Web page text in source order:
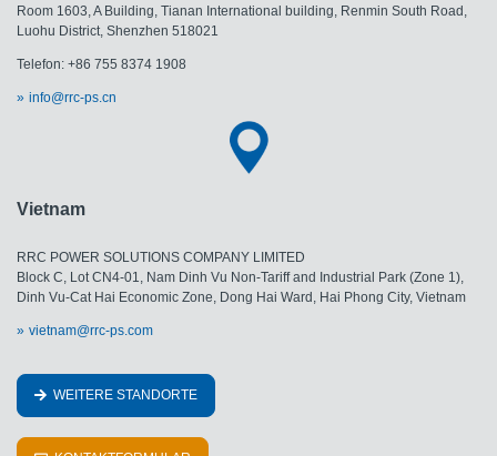
Room 1603, A Building, Tianan International building, Renmin South Road,
Luohu District, Shenzhen 518021
Telefon: +86 755 8374 1908
info@rrc-ps.cn
Vietnam
RRC POWER SOLUTIONS COMPANY LIMITED
Block C, Lot CN4-01, Nam Dinh Vu Non-Tariff and Industrial Park (Zone 1),
Dinh Vu-Cat Hai Economic Zone, Dong Hai Ward, Hai Phong City, Vietnam
vietnam@rrc-ps.com
WEITERE STANDORTE